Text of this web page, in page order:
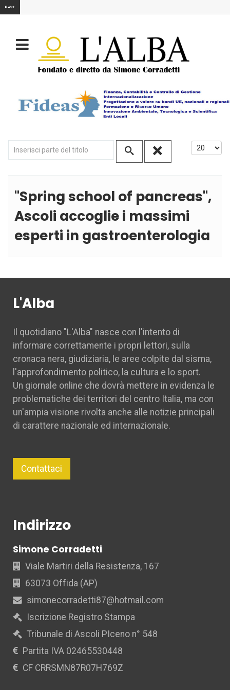
FLASH:
Inserisci parte del titolo
''Spring school of pancreas'',
Ascoli accoglie i massimi
esperti in gastroenterologia
L'Alba
Il quotidiano "L'Alba" nasce con l'intento di
informare correttamente i propri lettori, sulla
cronaca nera, giudiziaria, le aree colpite dal sisma,
l'approfondimento politico, la cultura e lo sport.
Un giornale online che dovrà mettere in evidenza le
problematiche dei territori del centro Italia, ma con
un'ampia visione rivolta anche alle notizie principali
di carattere nazionale ed internazionale.
Contattaci
Indirizzo
Simone Corradetti
Viale Martiri della Resistenza, 167
63073 Offida (AP)
simonecorradetti87@hotmail.com
Iscrizione Registro Stampa
Tribunale di Ascoli PIceno n° 548
Partita IVA 02465530448
CF CRRSMN87R07H769Z